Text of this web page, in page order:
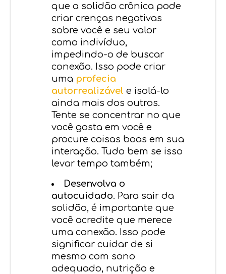
que a solidão crônica pode
criar crenças negativas
sobre você e seu valor
como indivíduo,
impedindo-o de buscar
conexão. Isso pode criar
uma profecia
autorrealizável e isolá-lo
ainda mais dos outros.
Tente se concentrar no que
você gosta em você e
procure coisas boas em sua
interação. Tudo bem se isso
levar tempo também;
Desenvolva o
autocuidado. Para sair da
solidão, é importante que
você acredite que merece
uma conexão. Isso pode
significar cuidar de si
mesmo com sono
adequado, nutrição e